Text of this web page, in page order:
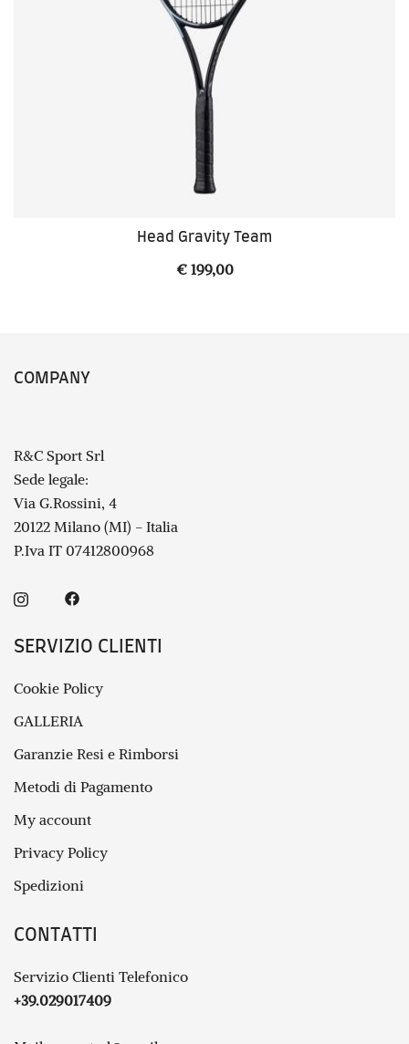
Head Gravity Team
€199,00
COMPANY
R&C Sport Srl
Sede legale:
Via G.Rossini, 4
20122 Milano (MI) - Italia
P.Iva IT 07412800968
SERVIZIO CLIENTI
Cookie Policy
GALLERIA
Garanzie Resi e Rimborsi
Metodi di Pagamento
My account
Privacy Policy
Spedizioni
CONTATTI
Servizio Clienti Telefonico
+39.029017409